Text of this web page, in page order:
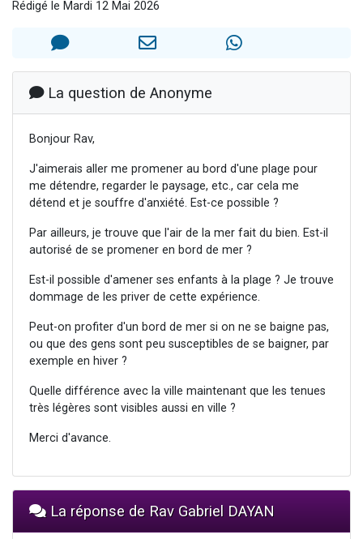
12 nouvelles musiques dans Torah-Box Music
2 personnes viennent de nous rejoindre sur WhatsApp
Rédigé le Mardi 12 Mai 2026
La question de Anonyme
Bonjour Rav,
J'aimerais aller me promener au bord d'une plage pour
me détendre, regarder le paysage, etc., car cela me
détend et je souffre d'anxiété. Est-ce possible ?
Par ailleurs, je trouve que l'air de la mer fait du bien. Est-il
autorisé de se promener en bord de mer ?
Est-il possible d'amener ses enfants à la plage ? Je trouve
dommage de les priver de cette expérience.
Peut-on profiter d'un bord de mer si on ne se baigne pas,
ou que des gens sont peu susceptibles de se baigner, par
exemple en hiver ?
Quelle différence avec la ville maintenant que les tenues
très légères sont visibles aussi en ville ?
Merci d'avance.
La réponse de Rav Gabriel DAYAN